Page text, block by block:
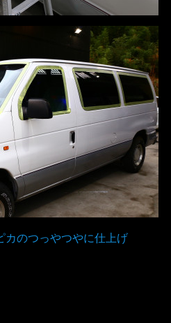
カのつっやつやに仕上げ